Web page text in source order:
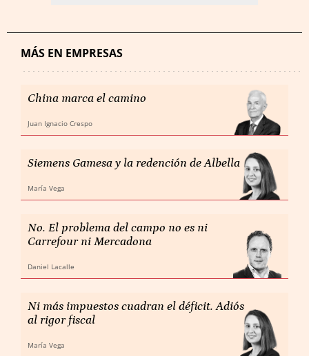
MÁS EN EMPRESAS
China marca el camino
Juan Ignacio Crespo
Siemens Gamesa y la redención de Albella
María Vega
No. El problema del campo no es ni
Carrefour ni Mercadona
Daniel Lacalle
Ni más impuestos cuadran el déficit. Adiós
al rigor fiscal
María Vega